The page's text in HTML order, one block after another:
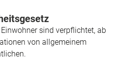
sind verpflichtet, ab
von allgemeinem